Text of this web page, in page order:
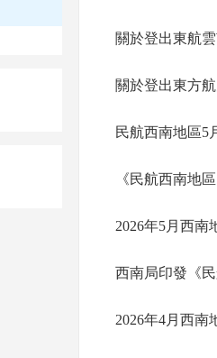
關於登出東航
關於登出東方
民航西南地區5
《民航西南地
2026年5月西南
西南局印發《
2026年4月西南